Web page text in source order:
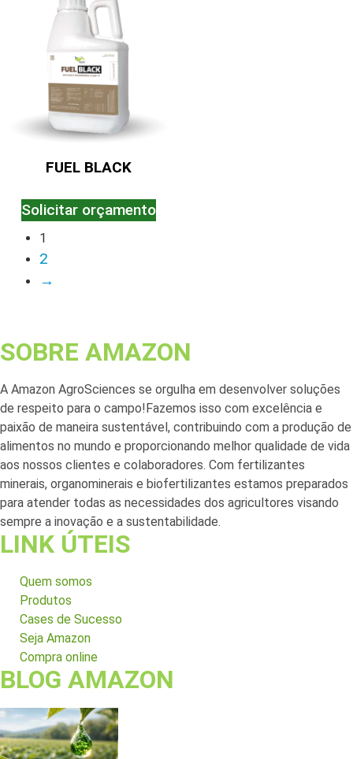
FUEL BLACK
Solicitar orçamento
1
2
→
SOBRE AMAZON
A Amazon AgroSciences se orgulha em desenvolver soluções
de respeito para o campo!Fazemos isso com excelência e
paixão de maneira sustentável, contribuindo com a produção de
alimentos no mundo e proporcionando melhor qualidade de vida
aos nossos clientes e colaboradores. Com fertilizantes
minerais, organominerais e biofertilizantes estamos preparados
para atender todas as necessidades dos agricultores visando
sempre a inovação e a sustentabilidade.
LINK ÚTEIS
Quem somos
Produtos
Cases de Sucesso
Seja Amazon
Compra online
BLOG AMAZON